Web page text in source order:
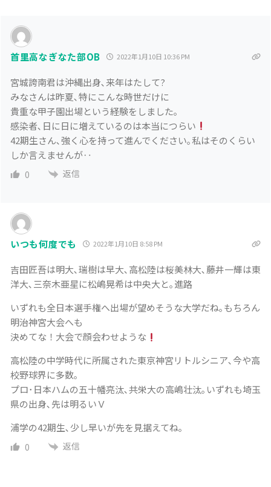
首里高なぎなた部OB 2022年1月10日 10:36 PM
宮城誇南君は沖縄出身､来年はたして?
みなさんは昨夏､特にこんな時世だけに
貴重な甲子園出場という経験をしました｡
感染者､日に日に増えているのは本当につらい
42期生さん､強く心を持って進んでください｡私はそのくらい
しか言えませんが‥
0 返信
いつも何度でも 2022年1月10日 8:58 PM
吉田匠吾は明大､瑞樹は早大､高松陸は桜美林大､藤井一輝は東
洋大､三奈木亜星に松嶋晃希は中央大と｡進路
いずれも全日本選手権へ出場が望めそうな大学だね｡もちろん
明治神宮大会へも
決めてな！大会で顔会わせような
高松陸の中学時代に所属された東京神宮リトルシニア､今や高
校野球界に多数｡
プロ･日本ハムの五十幡亮汰､共栄大の高嶋壮汰｡いずれも埼玉
県の出身､先は明るいＶ
浦学の42期生､少し早いが先を見据えてね｡
0 返信